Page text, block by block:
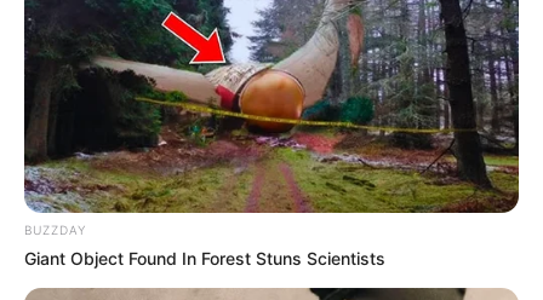
(foto: instagram/fatehhalilintar)
BUZZDAY
Giant Object Found In Forest Stuns Scientists